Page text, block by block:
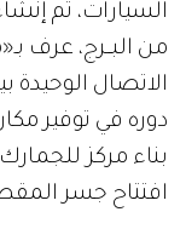
السيارات، تم
من البــرج، عرف
الاتصال الوحيدة
دوره في توفير
بناء مركز
افتتاح جسر المقطع